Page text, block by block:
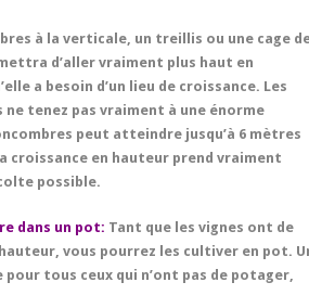
à la verticale, un treillis ou une cage
d’aller vraiment plus haut en
a besoin d’un lieu de croissance. Les
tenez pas vraiment à une énorme
peut atteindre jusqu’à 6 mètres
croissance en hauteur prend vraiment
possible.
dans un pot: Tant que les vignes ont de
vous pourrez les cultiver en pot.
tous ceux qui n’ont pas de potager,